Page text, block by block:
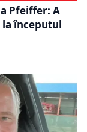
Pfeiffer: A
începutul